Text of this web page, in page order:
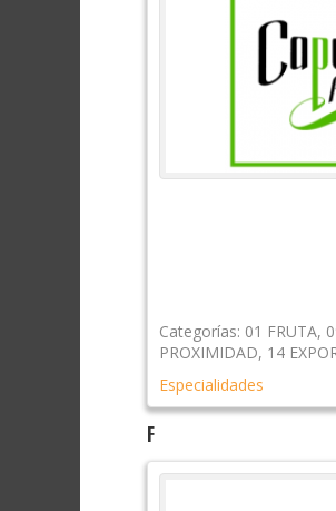
Categorías: 01 FRUTA,
PROXIMIDAD, 14
Especialidades
F